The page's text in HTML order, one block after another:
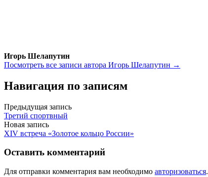
Игорь Шелапутин
Посмотреть все записи автора Игорь Шелапутин →
Навигация по записям
Предыдущая запись
Третий спортвный
Новая запись
XIV встреча «Золотое кольцо России»
Оставить комментарий
Для отправки комментария вам необходимо авторизоваться.